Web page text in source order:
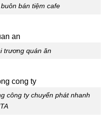
bán tiệm cafe
trương quán ăn
công ty chuyển phát nhanh